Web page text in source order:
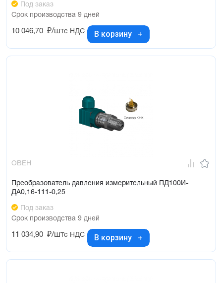
Под заказ
Срок производства 9 дней
10 046,70 ₽/штс НДС В корзину
ОВЕН
Преобразователь давления измерительный ПД100И-
ДА0,16-111-0,25
Под заказ
Срок производства 9 дней
11 034,90 ₽/штс НДС В корзину